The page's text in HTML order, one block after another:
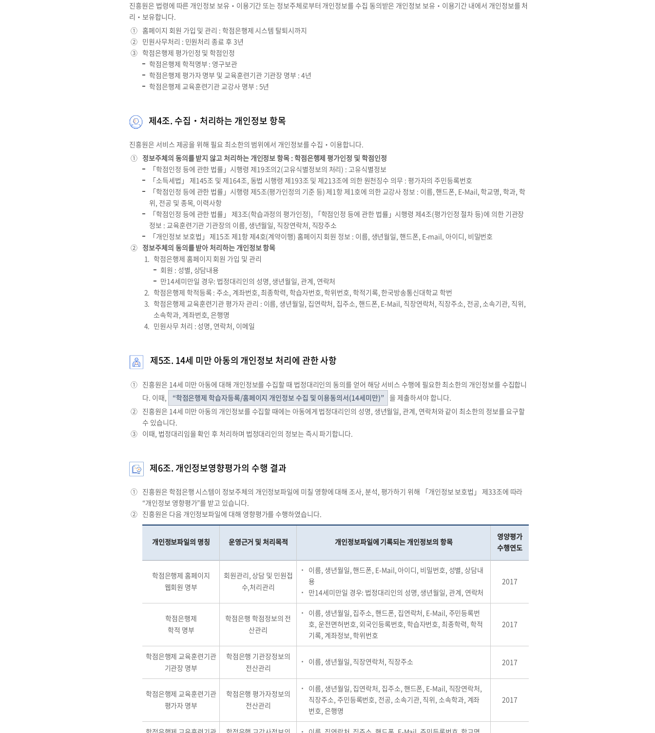
진흥원은 법령에 따른 개인정보 보유‧이용기간 또는 정보주체로부터 개인정보를 수집 동의받은 개인정보 보유‧이용기간 내에서 개인정보를 처
리‧보유합니다.
① 홈페이지 회원 가입 및 관리 : 학점은행제 시스템 탈퇴시까지
② 민원사무처리 : 민원처리 종료 후 3년
③ 학점은행제 평가인정 및 학점인정
학점은행제 학적명부 : 영구보관
학점은행제 평가자 명부 및 교육훈련기관 기관장 명부 : 4년
학점은행제 교육훈련기관 교강사 명부 : 5년
제4조. 수집‧처리하는 개인정보 항목
진흥원은 서비스 제공을 위해 필요 최소한의 범위에서 개인정보를 수집‧이용합니다.
① 정보주체의 동의를 받지 않고 처리하는 개인정보 항목 : 학점은행제 평가인정 및 학점인정
「학점인정 등에 관한 법률」시행령 제19조의2(고유식별정보의 처리) : 고유식별정보
「소득세법」 제145조 및 제164조, 동법 시행령 제193조 및 제213조에 의한 원천징수 의무 : 평가자의 주민등록번호
「학점인정 등에 관한 법률」시행령 제5조(평가인정의 기준 등) 제1항 제1호에 의한 교강사 정보 : 이름, 핸드폰, E-Mail, 학교명, 학과, 학
위, 전공 및 종목, 이력사항
「학점인정 등에 관한 법률」 제3조(학습과정의 평가인정), 「학점인정 등에 관한 법률」시행령 제4조(평가인정 절차 등)에 의한 기관장
정보 : 교육훈련기관 기관장의 이름, 생년월일, 직장연락처, 직장주소
「개인정보 보호법」 제15조 제1항 제4호(계약이행) 홈페이지 회원 정보 : 이름, 생년월일, 핸드폰, E-mail, 아이디, 비밀번호
② 정보주체의 동의를 받아 처리하는 개인정보 항목
학점은행제 홈페이지 회원 가입 및 관리
회원 : 성별, 상담내용
만14세미만일 경우: 법정대리인의 성명, 생년월일, 관계, 연락처
학점은행제 학적등록 : 주소, 계좌번호, 최종학력, 학습자번호, 학위번호, 학적기록, 한국방송통신대학교 학번
학점은행제 교육훈련기관 평가자 관리 : 이름, 생년월일, 집연락처, 집주소, 핸드폰, E-Mail, 직장연락처, 직장주소, 전공, 소속기관, 직위,
소속학과, 계좌번호, 은행명
민원사무 처리 : 성명, 연락처, 이메일
제5조. 14세 미만 아동의 개인정보 처리에 관한 사항
① 진흥원은 14세 미만 아동에 대해 개인정보를 수집할 때 법정대리인의 동의를 얻어 해당 서비스 수행에 필요한 최소한의 개인정보를 수집합니
다. 이때,
“학점은행제 학습자등록/홈페이지 개인정보 수집 및 이용동의서(14세미만)” 을 제출하셔야 합니다.
② 진흥원은 14세 미만 아동의 개인정보를 수집할 때에는 아동에게 법정대리인의 성명, 생년월일, 관계, 연락처와 같이 최소한의 정보를 요구할
수 있습니다.
③ 이때, 법정대리임을 확인 후 처리하며 법정대리인의 정보는 즉시 파기합니다.
제6조. 개인정보영향평가의 수행 결과
① 진흥원은 학점은행 시스템이 정보주체의 개인정보파일에 미칠 영향에 대해 조사, 분석, 평가하기 위해 「개인정보 보호법」 제33조에 따라
“개인정보 영향평가”를 받고 있습니다.
② 진흥원은 다음 개인정보파일에 대해 영향평가를 수행하였습니다.
개인정보파일의 명칭 운영근거 및 처리목적 개인정보파일에 기록되는 개인정보의 항목
영양평가
수행연도
학점은행제 홈페이지
웹회원 명부
회원관리, 상담 및 민원접
수,처리관리
이름, 생년월일, 핸드폰, E-Mail, 아이디, 비밀번호, 성별, 상담내
용
만14세미만일 경우: 법정대리인의 성명, 생년월일, 관계, 연락처
2017
학점은행제
학적 명부
학점은행 학점정보의 전
산관리
이름, 생년월일, 집주소, 핸드폰, 집연락처, E-Mail, 주민등록번
호, 운전면허번호, 외국인등록번호, 학습자번호, 최종학력, 학적
기록, 계좌정보, 학위번호
2017
학점은행제 교육훈련기관
기관장 명부
학점은행 기관장정보의
전산관리
이름, 생년월일, 직장연락처, 직장주소 2017
학점은행제 교육훈련기관
평가자 명부
학점은행 평가자정보의
전산관리
이름, 생년월일, 집연락처, 집주소, 핸드폰, E-Mail, 직장연락처,
직장주소, 주민등록번호, 전공, 소속기관, 직위, 소속학과, 계좌
번호, 은행명
2017